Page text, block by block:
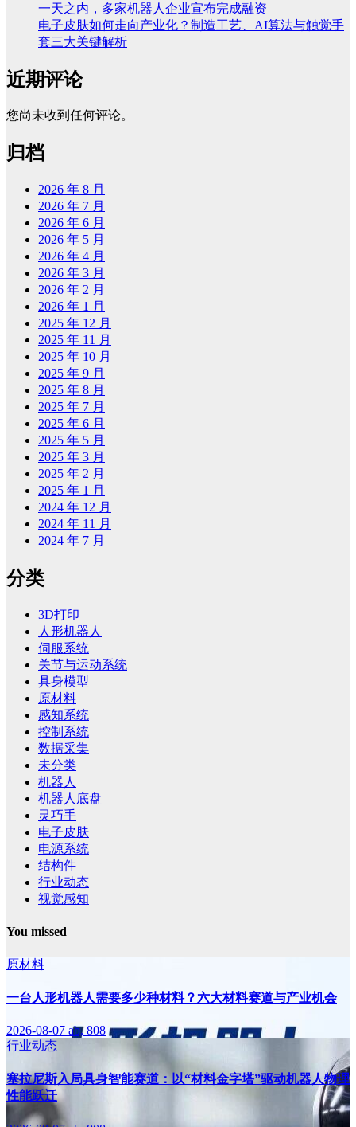
一天之内，多家机器人企业宣布完成融资
电子皮肤如何走向产业化？制造工艺、AI算法与触觉手
套三大关键解析
近期评论
您尚未收到任何评论。
归档
2026 年 8 月
2026 年 7 月
2026 年 6 月
2026 年 5 月
2026 年 4 月
2026 年 3 月
2026 年 2 月
2026 年 1 月
2025 年 12 月
2025 年 11 月
2025 年 10 月
2025 年 9 月
2025 年 8 月
2025 年 7 月
2025 年 6 月
2025 年 5 月
2025 年 3 月
2025 年 2 月
2025 年 1 月
2024 年 12 月
2024 年 11 月
2024 年 7 月
分类
3D打印
人形机器人
伺服系统
关节与运动系统
具身模型
原材料
感知系统
控制系统
数据采集
未分类
机器人
机器人底盘
灵巧手
电子皮肤
电源系统
结构件
行业动态
视觉感知
You missed
原材料
一台人形机器人需要多少种材料？六大材料赛道与产业机会
2026-08-07 ab, 808
行业动态
塞拉尼斯入局具身智能赛道：以“材料金字塔”驱动机器人物理
性能跃迁